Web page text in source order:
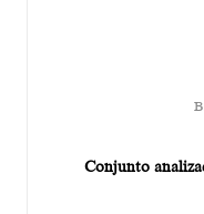
Conjunto